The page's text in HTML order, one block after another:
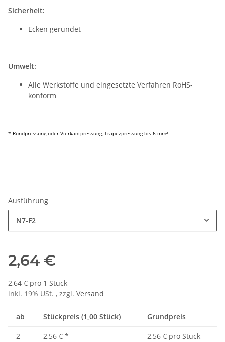
Sicherheit:
Ecken gerundet
Umwelt:
Alle Werkstoffe und eingesetzte Verfahren RoHS-
konform
* Rundpressung oder Vierkantpressung, Trapezpressung bis 6 mm²
Ausführung
N7-F2
2,64 €
2,64 € pro 1 Stück
inkl. 19% USt. , zzgl. Versand
ab Stückpreis (1,00 Stück) Grundpreis
2 2,56 € *
2,56 € pro Stück